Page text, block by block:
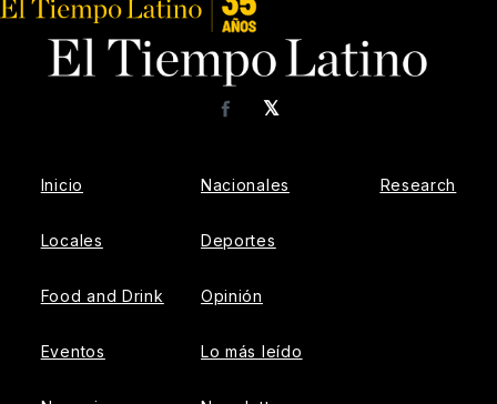
𝕏
Facebook
Inicio
Locales
Food and Drink
Eventos
Nacionales
Deportes
Opinión
Lo más leído
Research